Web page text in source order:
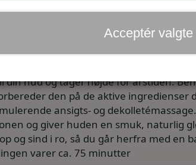
dyb massage i én luksusbehandling
med moderne hudterapi, naturens
din hud og tager højde for årstiden.
den på de aktive
ansigts- og
og giver huden en smuk, naturlig
og sind i ro, så du går herfra med
varer ca. 75 minutter
Acceptér valgte